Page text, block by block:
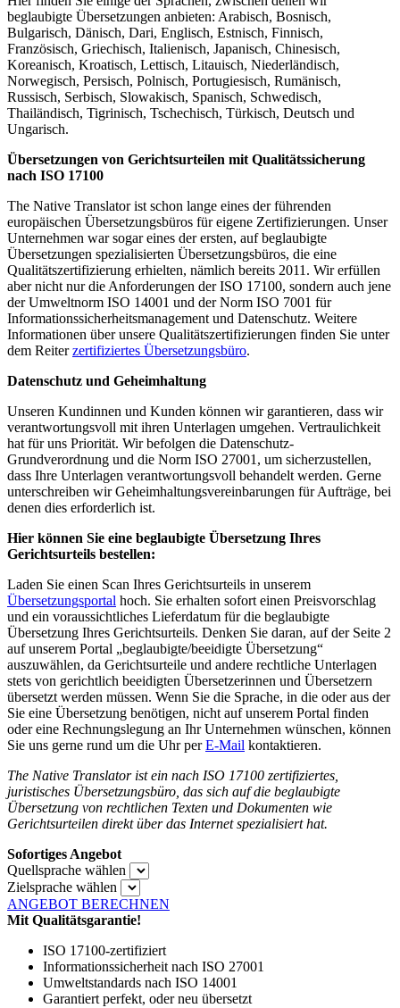
beglaubigte Übersetzungen anbieten: Arabisch, Bosnisch,
Bulgarisch, Dänisch, Dari, Englisch, Estnisch, Finnisch,
Französisch, Griechisch, Italienisch, Japanisch, Chinesisch,
Koreanisch, Kroatisch, Lettisch, Litauisch, Niederländisch,
Norwegisch, Persisch, Polnisch, Portugiesisch, Rumänisch,
Russisch, Serbisch, Slowakisch, Spanisch, Schwedisch,
Thailändisch, Tigrinisch, Tschechisch, Türkisch, Deutsch und
Ungarisch.
Übersetzungen von Gerichtsurteilen mit Qualitätssicherung
nach ISO 17100
The Native Translator ist schon lange eines der führenden
europäischen Übersetzungsbüros für eigene Zertifizierungen. Unser
Unternehmen war sogar eines der ersten, auf beglaubigte
Übersetzungen spezialisierten Übersetzungsbüros, die eine
Qualitätszertifizierung erhielten, nämlich bereits 2011. Wir erfüllen
aber nicht nur die Anforderungen der ISO 17100, sondern auch jene
der Umweltnorm ISO 14001 und der Norm ISO 7001 für
Informationssicherheitsmanagement und Datenschutz. Weitere
Informationen über unsere Qualitätszertifizierungen finden Sie unter
dem Reiterzertifiziertes Übersetzungsbüro.
Datenschutz und Geheimhaltung
Unseren Kundinnen und Kunden können wir garantieren, dass wir
verantwortungsvoll mit ihren Unterlagen umgehen. Vertraulichkeit
hat für uns Priorität. Wir befolgen die Datenschutz-
Grundverordnung und die Norm ISO 27001, um sicherzustellen,
dass Ihre Unterlagen verantwortungsvoll behandelt werden. Gerne
unterschreiben wir Geheimhaltungsvereinbarungen für Aufträge, bei
denen dies erforderlich ist.
Hier können Sie eine beglaubigte Übersetzung Ihres
Gerichtsurteils bestellen:
Laden Sie einen Scan Ihres Gerichtsurteils in unserem
Übersetzungsportal hoch. Sie erhalten sofort einen Preisvorschlag
und ein voraussichtliches Lieferdatum für die beglaubigte
Übersetzung Ihres Gerichtsurteils. Denken Sie daran, auf der Seite 2
auf unserem Portal „beglaubigte/beeidigte Übersetzung“
auszuwählen, da Gerichtsurteile und andere rechtliche Unterlagen
stets von gerichtlich beeidigten Übersetzerinnen und Übersetzern
übersetzt werden müssen. Wenn Sie die Sprache, in die oder aus der
Sie eine Übersetzung benötigen, nicht auf unserem Portal finden
oder eine Rechnungslegung an Ihr Unternehmen wünschen, können
Sie uns gerne rund um die Uhr perE-Mail kontaktieren.
The Native Translator ist ein nach ISO 17100 zertifiziertes,
juristisches Übersetzungsbüro, das sich auf die beglaubigte
Übersetzung von rechtlichen Texten und Dokumenten wie
Gerichtsurteilen direkt über das Internet spezialisiert hat.
Sofortiges Angebot
Quellsprache wählen
Zielsprache wählen
ANGEBOT BERECHNEN
Mit Qualitätsgarantie!
ISO 17100-zertifiziert
Informationssicherheit nach ISO 27001
Umweltstandards nach ISO 14001
Garantiert perfekt, oder neu übersetzt